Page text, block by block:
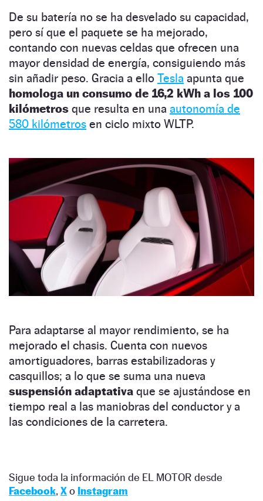
De su batería no se ha desvelado su capacidad,
pero sí que el paquete se ha mejorado,
contando con nuevas celdas que ofrecen una
mayor densidad de energía, consiguiendo más
sin añadir peso. Gracia a ello Tesla apunta que
homologa un consumo de 16,2 kWh a los 100
kilómetros que resulta en una autonomía de
580 kilómetros en ciclo mixto WLTP.
Para adaptarse al mayor rendimiento, se ha
mejorado el chasis. Cuenta con nuevos
amortiguadores, barras estabilizadoras y
casquillos; a lo que se suma una nueva
suspensión adaptativa que se ajustándose en
tiempo real a las maniobras del conductor y a
las condiciones de la carretera.
Sigue toda la información de EL MOTOR desde
Facebook, Xo Instagram